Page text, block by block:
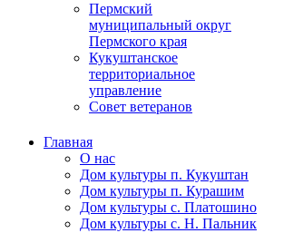
Пермский
муниципальный округ
Пермского края
Кукуштанское
территориальное
управление
Совет ветеранов
Главная
О нас
Дом культуры п. Кукуштан
Дом культуры п. Курашим
Дом культуры с. Платошино
Дом культуры с. Н. Пальник